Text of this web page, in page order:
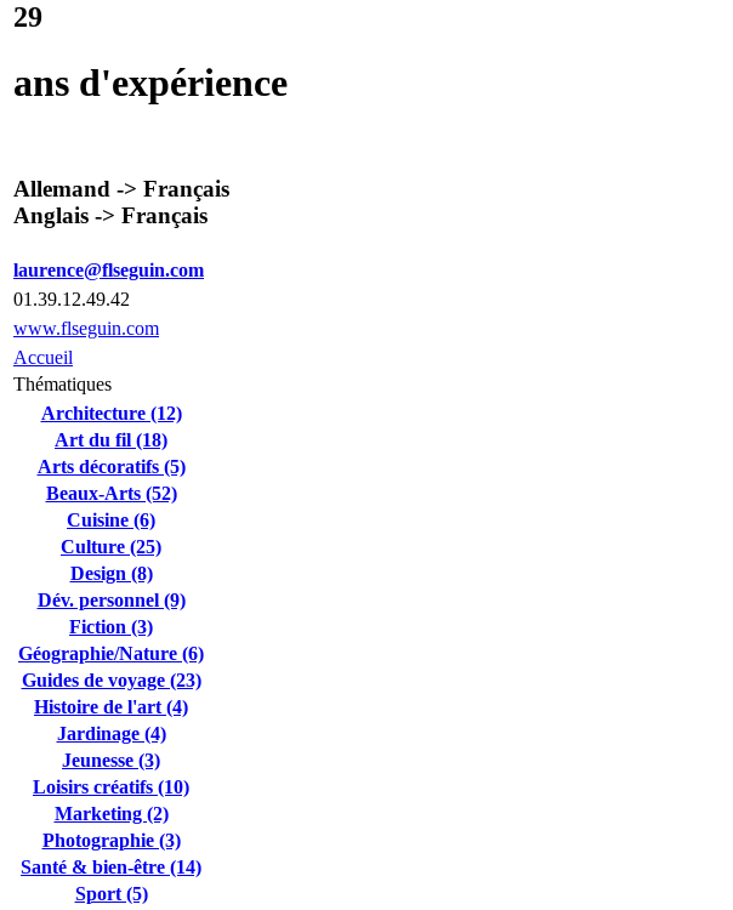
29
ans d'expérience
Allemand -> Français
Anglais -> Français
laurence@flseguin.com
01.39.12.49.42
www.flseguin.com
Accueil
Thématiques
Architecture (12)
Art du fil (18)
Arts décoratifs (5)
Beaux-Arts (52)
Cuisine (6)
Culture (25)
Design (8)
Dév. personnel (9)
Fiction (3)
Géographie/Nature (6)
Guides de voyage (23)
Histoire de l'art (4)
Jardinage (4)
Jeunesse (3)
Loisirs créatifs (10)
Marketing (2)
Photographie (3)
Santé & bien-être (14)
Sport (5)